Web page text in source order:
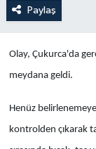
Paylaş
Olay, Çukurca'da
meydana geldi.
Henüz
kontrolden çıkarak
Eği̇ti̇m